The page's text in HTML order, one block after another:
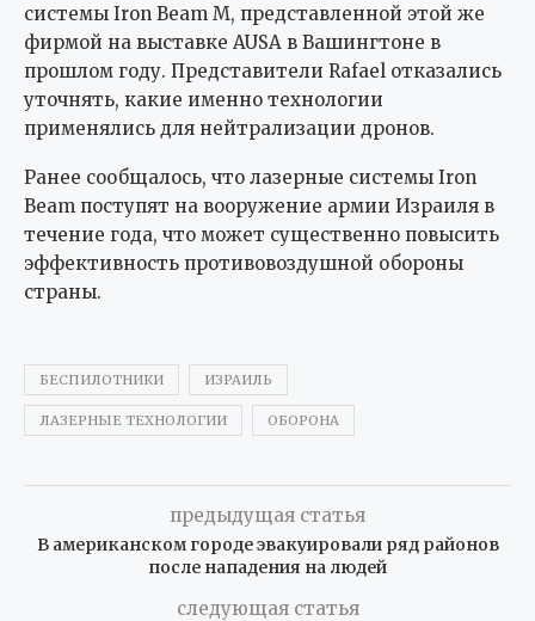
системы Iron Beam M, представленной этой же
фирмой на выставке AUSA в Вашингтоне в
прошлом году. Представители Rafael отказались
уточнять, какие именно технологии
применялись для нейтрализации дронов.
Ранее сообщалось, что лазерные системы Iron
Beam поступят на вооружение армии Израиля в
течение года, что может существенно повысить
эффективность противовоздушной обороны
страны.
БЕСПИЛОТНИКИ ИЗРАИЛЬ
ЛАЗЕРНЫЕ ТЕХНОЛОГИИ ОБОРОНА
предыдущая статья
В американском городе эвакуировали ряд районов
после нападения на людей
следующая статья